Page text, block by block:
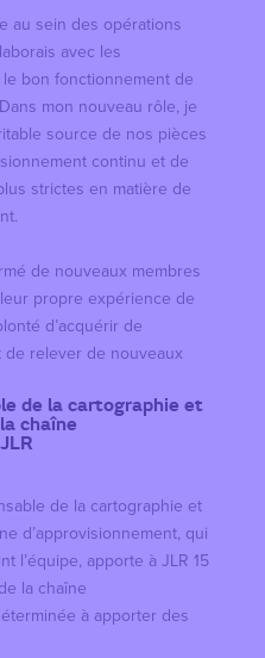
au sein des opérations
avec les
bon fonctionnement de
mon nouveau rôle, je
source de nos pièces
continu et de
strictes en matière de
de nouveaux membres
propre expérience de
d’acquérir de
relever de nouveaux
de la cartographie et
chaîne
de la cartographie et
d’approvisionnement, qui
l’équipe, apporte à JLR 15
la chaîne
à apporter des